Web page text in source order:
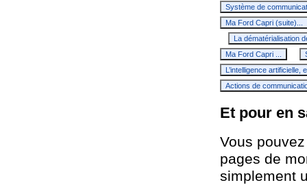
Système de
Ma Ford Capri (suite)...
La dématérialisation
Ma Ford Capri ...
L’intelligence
Actions de
Et pour en
Vous
pages de
simplement